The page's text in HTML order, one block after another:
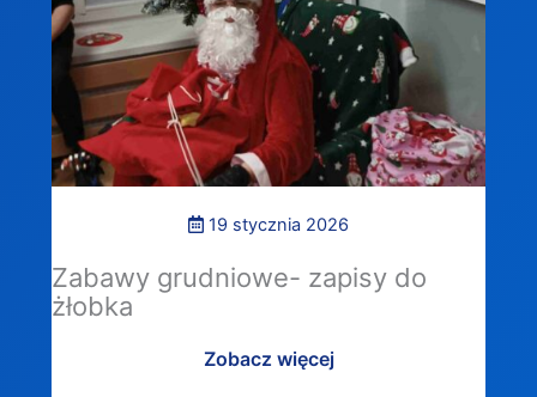
19 stycznia 2026
Zabawy grudniowe- zapisy do
żłobka
Zobacz więcej